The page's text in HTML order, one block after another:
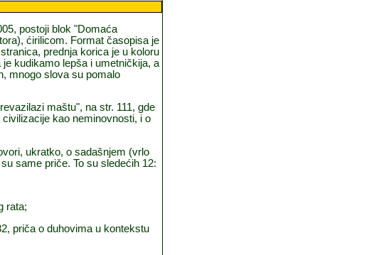
postoji blok "Domaća
ćirilicom. Format časopisa je
prednja korica je u koloru
kudikamo lepša i umetničkija, a
mnogo slova su pomalo
maštu", na str. 111, gde
kao neminovnosti, i o
ukratko, o sadašnjem (vrlo
same priče. To su sledećih 12:
rata;
priča o duhovima u kontekstu